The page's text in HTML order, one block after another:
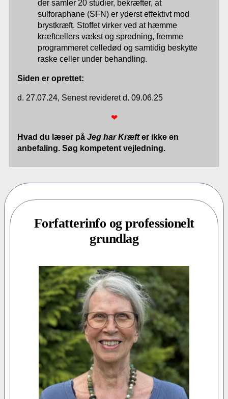
der samler 20 studier, bekræfter, at
sulforaphane (SFN) er yderst effektivt mod
brystkræft. Stoffet virker ved at hæmme
kræftcellers vækst og spredning, fremme
programmeret celledød og samtidig beskytte
raske celler under behandling.
Siden er oprettet:
d. 27.07.24, Senest revideret d. 09.06.25
❤
Hvad du læser påJeg har Kræfter ikke en
anbefaling. Søg kompetent vejledning.
Forfatterinfo og professionelt
grundlag